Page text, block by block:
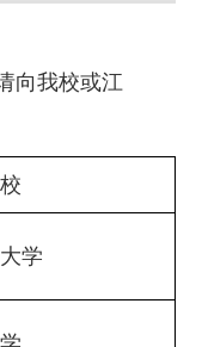
向我校或江
学